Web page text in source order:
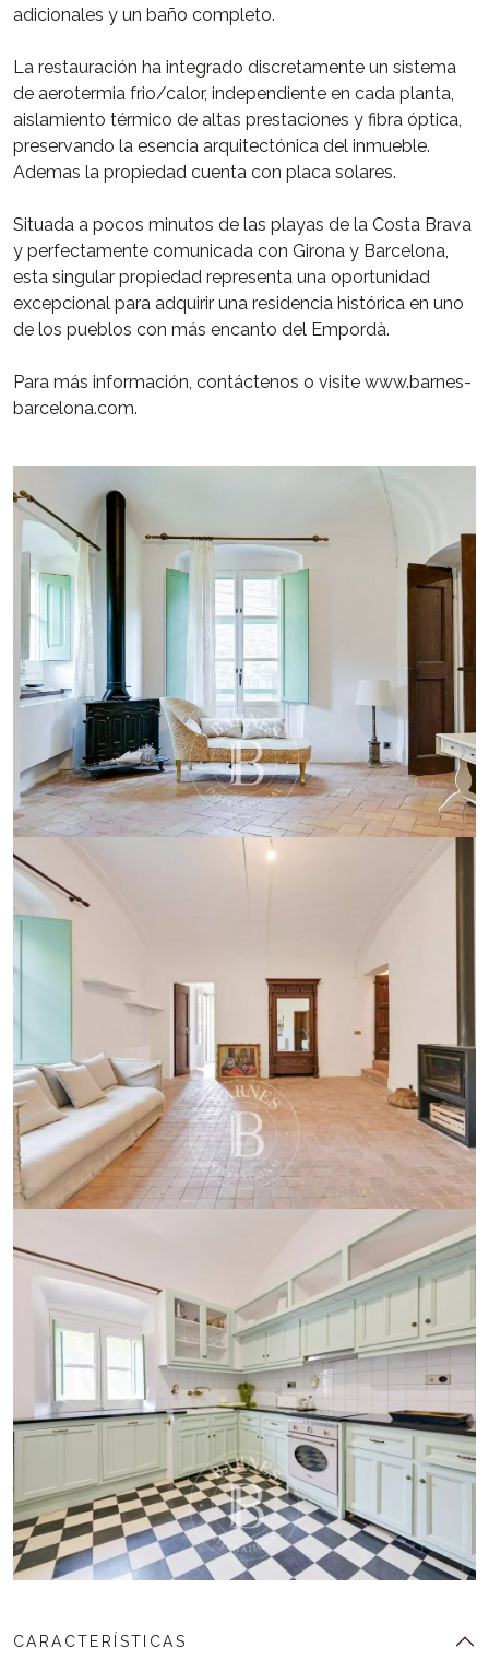
adicionales y un baño completo.
La restauración ha integrado discretamente un sistema
de aerotermia frio/calor, independiente en cada planta,
aislamiento térmico de altas prestaciones y fibra óptica,
preservando la esencia arquitectónica del inmueble.
Ademas la propiedad cuenta con placa solares.
Situada a pocos minutos de las playas de la Costa Brava
y perfectamente comunicada con Girona y Barcelona,
esta singular propiedad representa una oportunidad
excepcional para adquirir una residencia histórica en uno
de los pueblos con más encanto del Empordà.
Para más información, contáctenos o visite www.barnes-
barcelona.com.
CARACTERÍSTICAS